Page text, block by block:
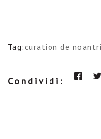
Tag:curation de noantri
Condividi: